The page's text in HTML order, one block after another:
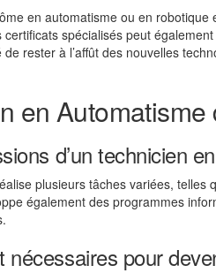
en automatisme ou en
spécialisés peut
rester à l’affût des nouvelles
en
d’un technicien
plusieurs tâches variées,
également des programmes
nécessaires pour